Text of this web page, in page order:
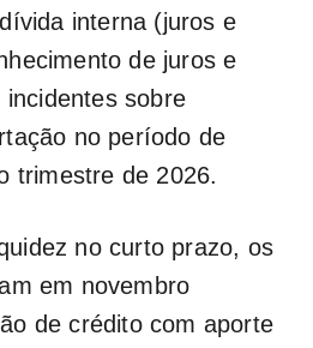
interna (juros e
de juros e
sobre
no período de
trimestre de 2026.
no curto prazo, os
em novembro
de crédito com aporte